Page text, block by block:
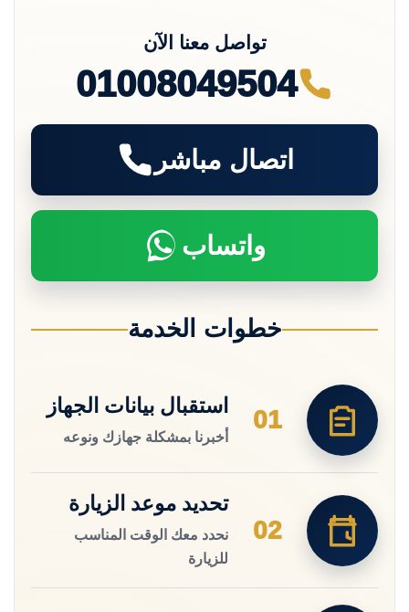
تواصل معنا الآن
01008049504
اتصال مباشر
واتساب
خطوات الخدمة
01
استقبال بيانات الجهاز
أخبرنا بمشكلة جهازك ونوعه
02
تحديد موعد الزيارة
نحدد معك الوقت المناسب
للزيارة